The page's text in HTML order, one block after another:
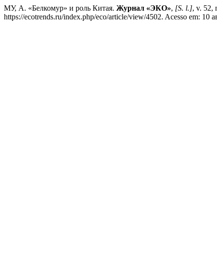
МУ, А. «Белкомур» и роль Китая. Журнал «ЭКО», [S. l.], v. 52,
https://ecotrends.ru/index.php/eco/article/view/4502. Acesso em: 10